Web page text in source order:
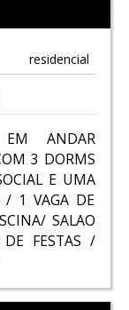
residencial
EM ANDAR
3 DORMS
E UMA
/ 1 VAGA DE
SALAO
FESTAS /